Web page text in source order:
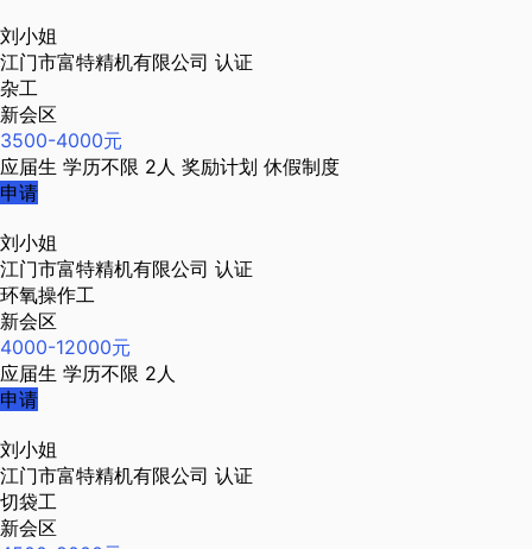
刘小姐
江门市富特精机有限公司 认证
杂工
新会区
3500-4000元
应届生 学历不限 2人 奖励计划 休假制度
申请
刘小姐
江门市富特精机有限公司 认证
环氧操作工
新会区
4000-12000元
应届生 学历不限 2人
申请
刘小姐
江门市富特精机有限公司 认证
切袋工
新会区